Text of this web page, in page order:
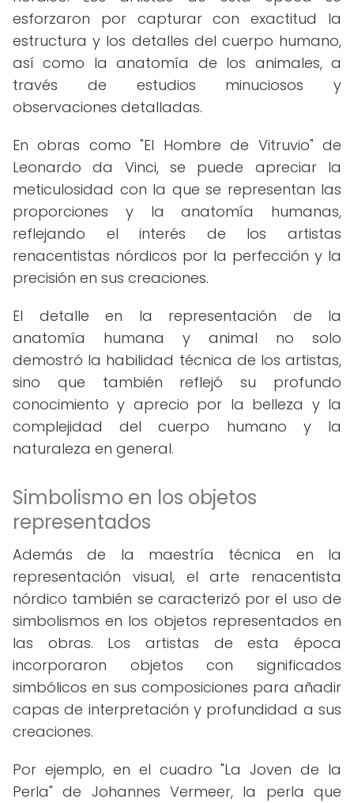
esforzaron por capturar con exactitud la
estructura y los detalles del cuerpo humano,
así como la anatomía de los animales, a
través de estudios minuciosos y
observaciones detalladas.
En obras como "El Hombre de Vitruvio" de
Leonardo da Vinci, se puede apreciar la
meticulosidad con la que se representan las
proporciones y la anatomía humanas,
reflejando el interés de los artistas
renacentistas nórdicos por la perfección y la
precisión en sus creaciones.
El detalle en la representación de la
anatomía humana y animal no solo
demostró la habilidad técnica de los artistas,
sino que también reflejó su profundo
conocimiento y aprecio por la belleza y la
complejidad del cuerpo humano y la
naturaleza en general.
Simbolismo en los objetos
representados
Además de la maestría técnica en la
representación visual, el arte renacentista
nórdico también se caracterizó por el uso de
simbolismos en los objetos representados en
las obras. Los artistas de esta época
incorporaron objetos con significados
simbólicos en sus composiciones para añadir
capas de interpretación y profundidad a sus
creaciones.
Por ejemplo, en el cuadro "La Joven de la
Perla" de Johannes Vermeer, la perla que